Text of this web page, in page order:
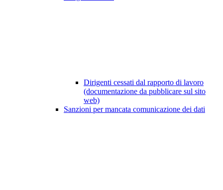
Dirigenti cessati dal rapporto di lavoro
(documentazione da pubblicare sul sito
web)
Sanzioni per mancata comunicazione dei dati